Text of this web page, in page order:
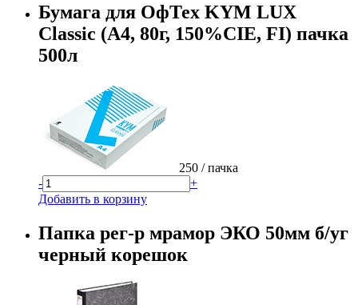
Бумага для ОфТех KYM LUX
Classic (А4, 80г, 150%CIE, FI) пачка
500л
250 / пачка
-
+
Добавить в корзину
Папка рег-р мрамор ЭКО 50мм б/уг
черный корешок